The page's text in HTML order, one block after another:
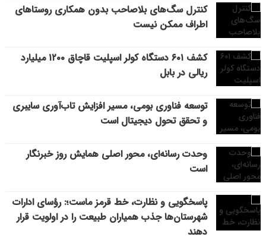
کنترل سگ‌های بلاصاحب بدون همکاری روستاهای
اطراف ممکن نیست
کشف ۶۰۱ دستگاه کولر اسپلیت قاچاق ۱۲۰۰ میلیارد
ریالی در بابل
توسعه فناوری بومی، مسیر افزایش تاب‌آوری سایبری
و تحقق تحول دیجیتال است
وحدت رسانه‌ای، محور اصلی همایش روز خبرنگار
است
پاسخگویی و نظارت، خط قرمز ماست؛: رؤسای ادارات
شهرستان‌ها جذب همیاران طبیعت را در اولویت قرار
دهند